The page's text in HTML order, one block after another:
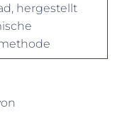
hergestellt